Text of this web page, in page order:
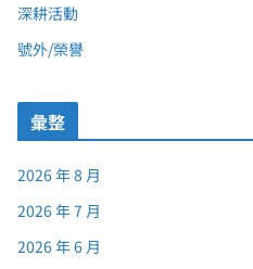
深耕活動
號外/榮譽
彙整
2026 年 8 月
2026 年 7 月
2026 年 6 月